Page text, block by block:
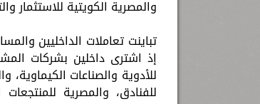
والمصرية الكويتية للاستثمار
تباينت تعاملات الداخليين
إذ اشترى داخلين بشركات
للأدوية والصناعات الكيماوية،
للفنادق، والمصرية